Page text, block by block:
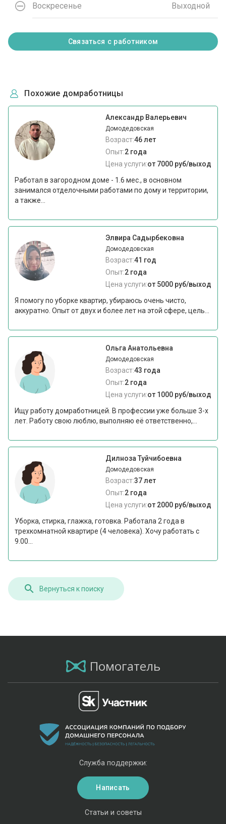
Воскресенье Выходной
Связаться с работником
Похожие домработницы
Александр Валерьевич
Домодедовская
Возраст:46 лет
Опыт:2 года
Цена услуги:от 7000 руб/выход
Работал в загородном доме - 1.6 мес., в основном
занимался отделочными работами по дому и территории,
а также...
Элвира Садырбековна
Домодедовская
Возраст:41 год
Опыт:2 года
Цена услуги:от 5000 руб/выход
Я помогу по уборке квартир, убираюсь очень чисто,
аккуратно. Опыт от двух и более лет на этой сфере, цель...
Ольга Анатольевна
Домодедовская
Возраст:43 года
Опыт:2 года
Цена услуги:от 1000 руб/выход
Ищу работу домработницей. В профессии уже больше 3-х
лет. Работу свою люблю, выполняю её ответственно,...
Дилноза Туйчибоевна
Домодедовская
Возраст:37 лет
Опыт:2 года
Цена услуги:от 2000 руб/выход
Уборка, стирка, глажка, готовка. Работала 2 года в
трехкомнатной квартире (4 человека). Хочу работать с
9.00...
Вернуться к поиску
Помогатель
Статьи и советы
Служба поддержки:
Написать